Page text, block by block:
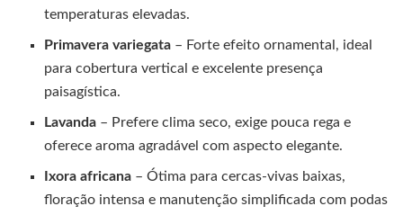
temperaturas elevadas.
Primavera variegata – Forte efeito ornamental, ideal
para cobertura vertical e excelente presença
paisagística.
Lavanda – Prefere clima seco, exige pouca rega e
oferece aroma agradável com aspecto elegante.
Ixora africana – Ótima para cercas-vivas baixas,
floração intensa e manutenção simplificada com podas